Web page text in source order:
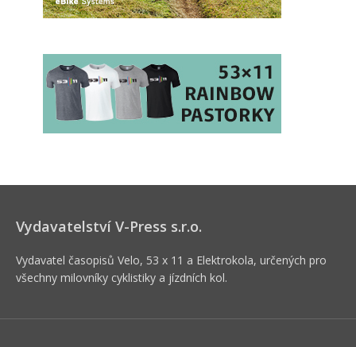
Vydavatelství V-Press s.r.o.
Vydavatel časopisů Velo, 53 x 11 a Elektrokola, určených pro
všechny milovníky cyklistiky a jízdních kol.